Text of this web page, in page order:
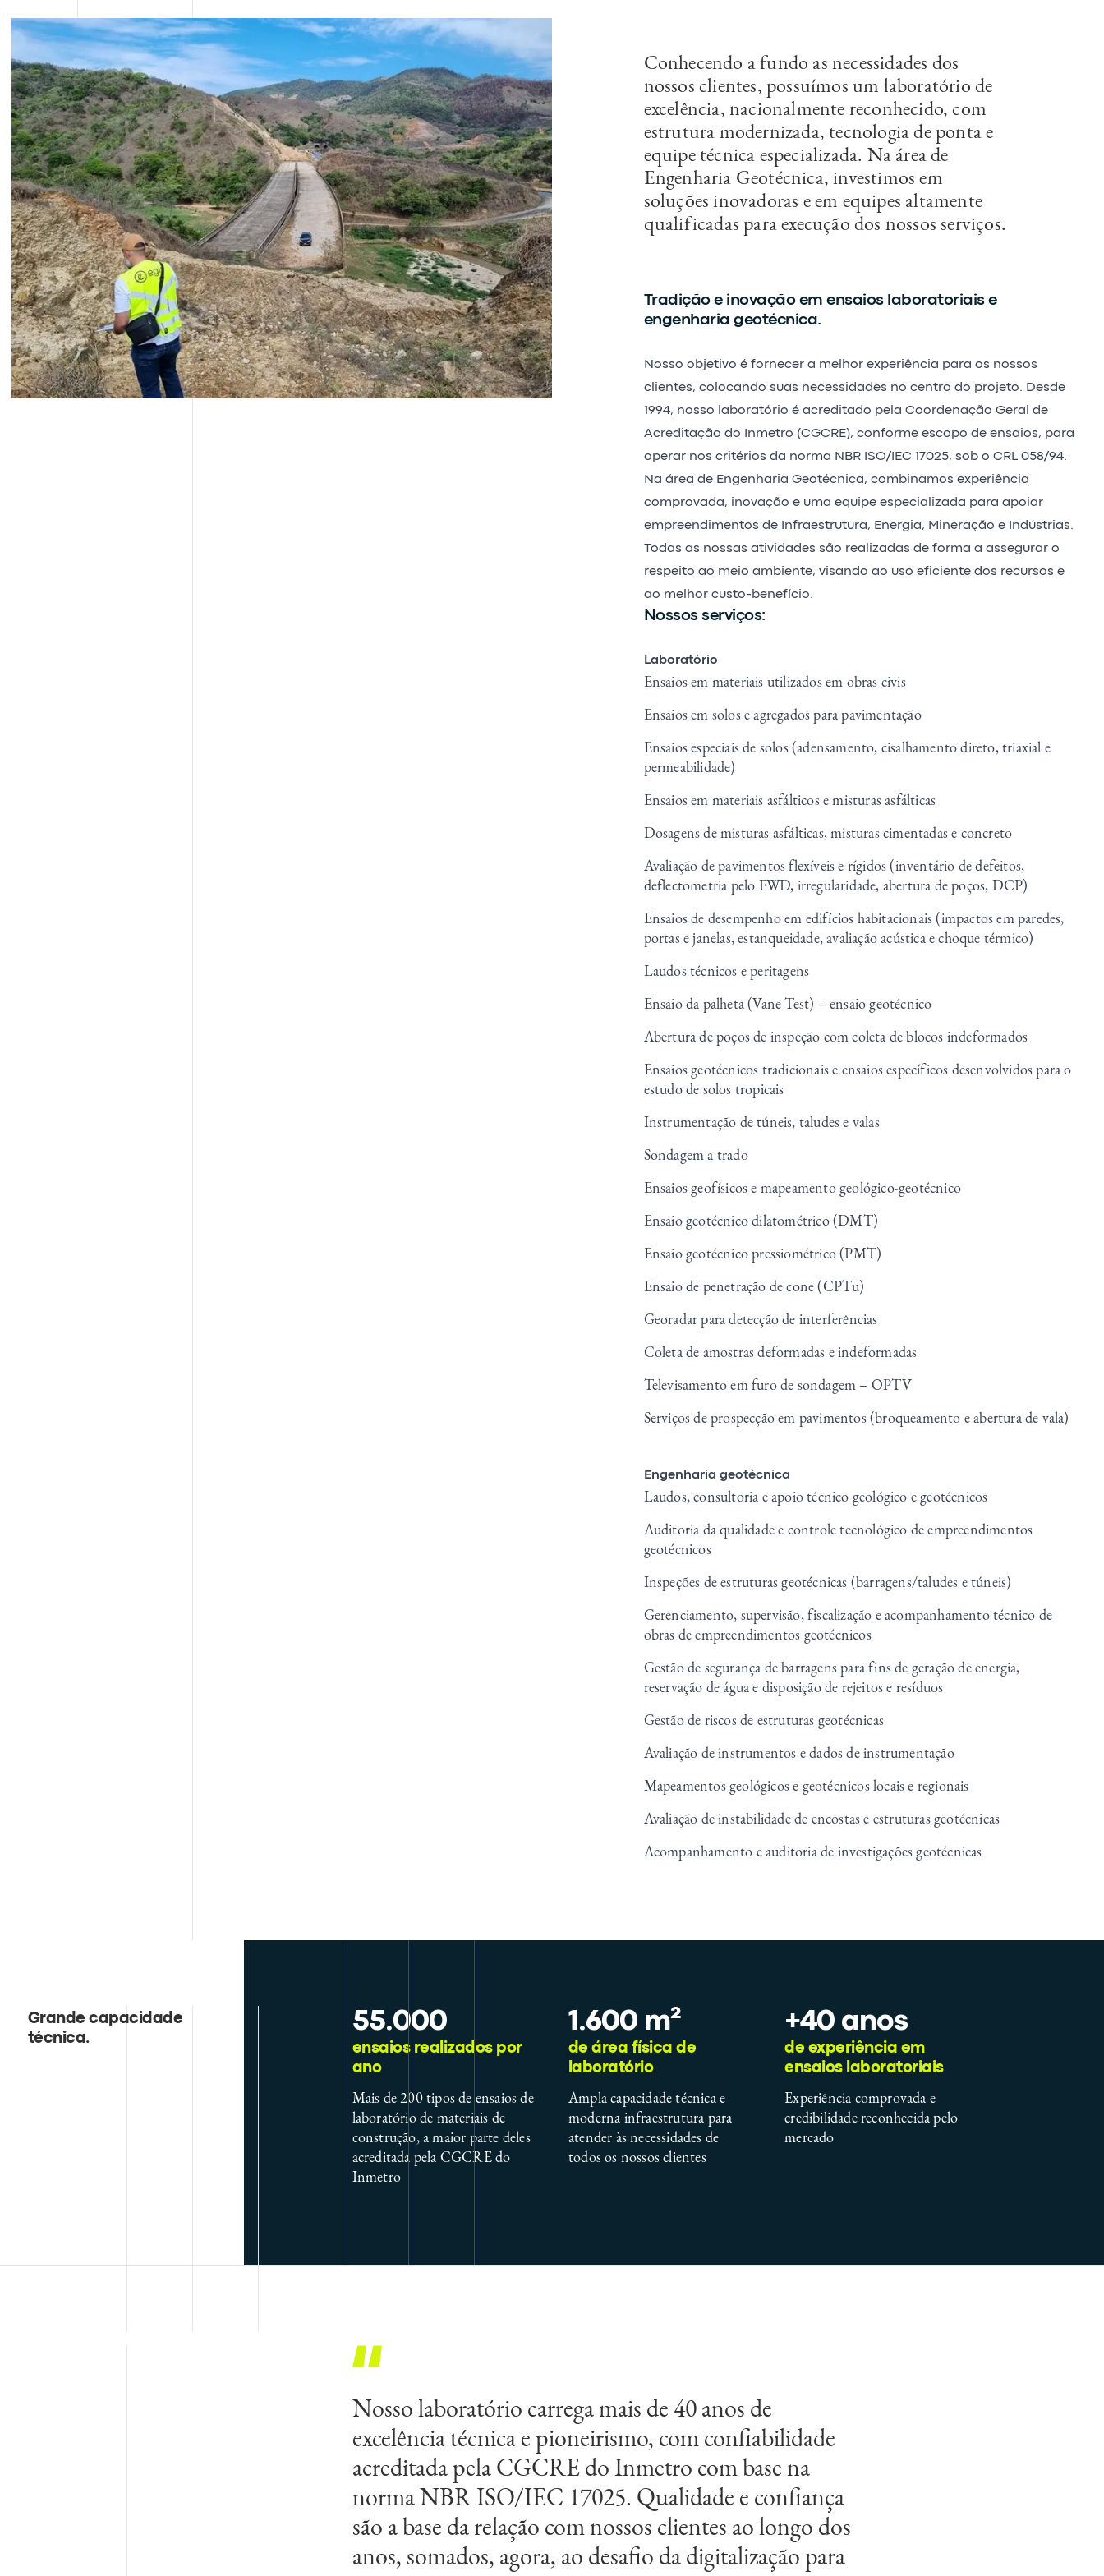
Conhecendo a fundo as necessidades dos
nossos clientes, possuímos um laboratório de
excelência, nacionalmente reconhecido, com
estrutura modernizada, tecnologia de ponta e
equipe técnica especializada. Na área de
Engenharia Geotécnica, investimos em
soluções inovadoras e em equipes altamente
qualificadas para execução dos nossos serviços.
Tradição e inovação em ensaios laboratoriais e
engenharia geotécnica.
Nosso objetivo é fornecer a melhor experiência para os nossos
clientes, colocando suas necessidades no centro do projeto. Desde
1994, nosso laboratório é acreditado pela Coordenação Geral de
Acreditação do Inmetro (CGCRE), conforme escopo de ensaios, para
operar nos critérios da norma NBR ISO/IEC 17025, sob o CRL 058/94.
Na área de Engenharia Geotécnica, combinamos experiência
comprovada, inovação e uma equipe especializada para apoiar
empreendimentos de Infraestrutura, Energia, Mineração e Indústrias.
Todas as nossas atividades são realizadas de forma a assegurar o
respeito ao meio ambiente, visando ao uso eficiente dos recursos e
ao melhor custo-benefício.
Nossos serviços:
Laboratório
Ensaios em materiais utilizados em obras civis
Ensaios em solos e agregados para pavimentação
Ensaios especiais de solos (adensamento, cisalhamento direto, triaxial e
permeabilidade)
Ensaios em materiais asfálticos e misturas asfálticas
Dosagens de misturas asfálticas, misturas cimentadas e concreto
Avaliação de pavimentos flexíveis e rígidos (inventário de defeitos,
deflectometria pelo FWD, irregularidade, abertura de poços, DCP)
Ensaios de desempenho em edifícios habitacionais (impactos em paredes,
portas e janelas, estanqueidade, avaliação acústica e choque térmico)
Laudos técnicos e peritagens
Ensaio da palheta (Vane Test) – ensaio geotécnico
Abertura de poços de inspeção com coleta de blocos indeformados
Ensaios geotécnicos tradicionais e ensaios específicos desenvolvidos para o
estudo de solos tropicais
Instrumentação de túneis, taludes e valas
Sondagem a trado
Ensaios geofísicos e mapeamento geológico-geotécnico
Ensaio geotécnico dilatométrico (DMT)
Ensaio geotécnico pressiométrico (PMT)
Ensaio de penetração de cone (CPTu)
Georadar para detecção de interferências
Coleta de amostras deformadas e indeformadas
Televisamento em furo de sondagem – OPTV
Serviços de prospecção em pavimentos (broqueamento e abertura de vala)
Engenharia geotécnica
Laudos, consultoria e apoio técnico geológico e geotécnicos
Auditoria da qualidade e controle tecnológico de empreendimentos
geotécnicos
Inspeções de estruturas geotécnicas (barragens/taludes e túneis)
Gerenciamento, supervisão, fiscalização e acompanhamento técnico de
obras de empreendimentos geotécnicos
Gestão de segurança de barragens para fins de geração de energia,
reservação de água e disposição de rejeitos e resíduos
Gestão de riscos de estruturas geotécnicas
Avaliação de instrumentos e dados de instrumentação
Mapeamentos geológicos e geotécnicos locais e regionais
Avaliação de instabilidade de encostas e estruturas geotécnicas
Acompanhamento e auditoria de investigações geotécnicas
Grande capacidade
técnica.
55.000
ensaios realizados por
ano
Mais de 200 tipos de ensaios de
laboratório de materiais de
construção, a maior parte deles
acreditada pela CGCRE do
Inmetro
1.600 m²
de área física de
laboratório
Ampla capacidade técnica e
moderna infraestrutura para
atender às necessidades de
todos os nossos clientes
+40 anos
de experiência em
ensaios laboratoriais
Experiência comprovada e
credibilidade reconhecida pelo
mercado
Nosso laboratório carrega mais de 40 anos de
excelência técnica e pioneirismo, com confiabilidade
acreditada pela CGCRE do Inmetro com base na
norma NBR ISO/IEC 17025. Qualidade e confiança
são a base da relação com nossos clientes ao longo dos
anos, somados, agora, ao desafio da digitalização para